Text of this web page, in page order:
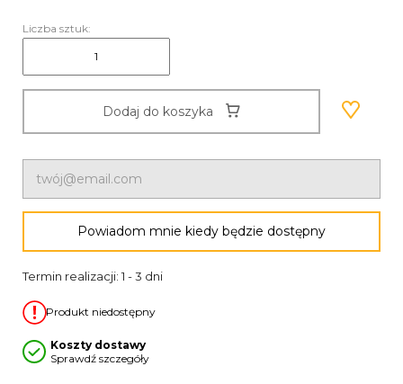
Liczba sztuk:
Dodaj do koszyka
Powiadom mnie kiedy będzie dostępny
Termin realizacji: 1 - 3 dni
Produkt niedostępny
Koszty dostawy
Sprawdź szczegóły